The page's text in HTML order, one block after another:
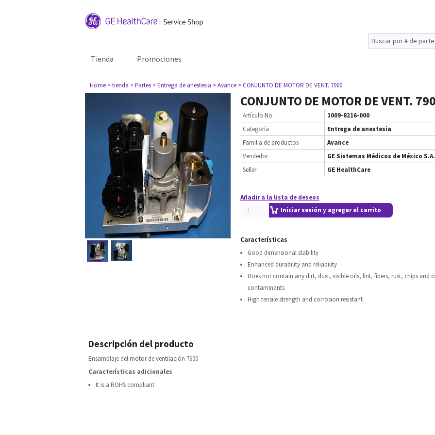
Tienda Promociones
Home > tienda > Partes > Entrega de anestesia > Avance > CONJUNTO DE MOTOR DE VENT. 7900
CONJUNTO DE MOTOR DE VENT.
Artículo No.
1009-8216-000
Categoría
Entrega de anestesia
Familia de productos
Avance
Vendedor
GE Sistemas Médicos de México S.A.
Seller
GE HealthCare
Añadir a la lista de deseos
Iniciar sesión y agregar al carrito
Características
Good dimensional stability
Enhanced durability and reliability
Does not contain any dirt, dust, visible oils, lint, fibers, rust, chips and
contaminants
High tensile strength and corrosion resistant
Descripción del producto
Ensamblaje del motor de ventilación 7900
Características adicionales
It is a ROHS compliant